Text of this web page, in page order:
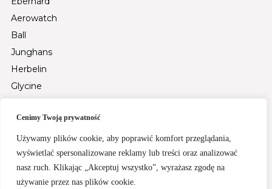
Cenimy Twoją prywatność
Używamy plików cookie, aby poprawić komfort przeglądania,
wyświetlać spersonalizowane reklamy lub treści oraz analizować
nasz ruch. Klikając „Akceptuj wszystko”, wyrażasz zgodę na
używanie przez nas plików cookie.
Aerowatch
Ball
Junghans
Herbelin
Glycine
Tsar Bomba
Fiyta
Santa Barbara Polo & Racquet Club
Rochet